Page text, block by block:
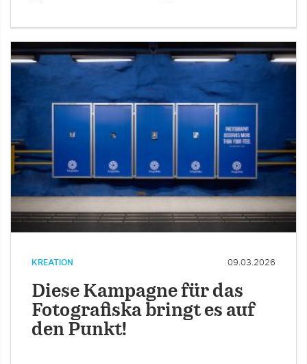
KREATION 09.03.2026
Diese Kampagne für das
Fotografiska bringt es auf
den Punkt!